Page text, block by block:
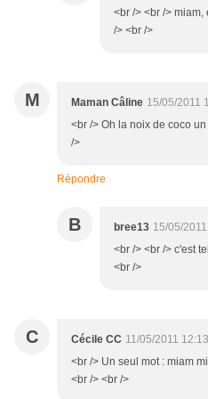
<br /> <br />
/> <br />
M Maman Câline 15/05/2011
<br /> Oh la noix de coco
/>
Répondre
B bree13 15/05/
<br /> <br /> c'est
<br />
C Cécile CC 11/05/2011 12:13
<br /> Un seul mot : miam
<br /> <br />